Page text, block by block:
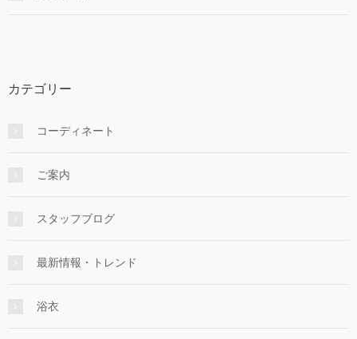
カテゴリー
コーディネート
ご案内
スタッフブログ
最新情報・トレンド
浴衣